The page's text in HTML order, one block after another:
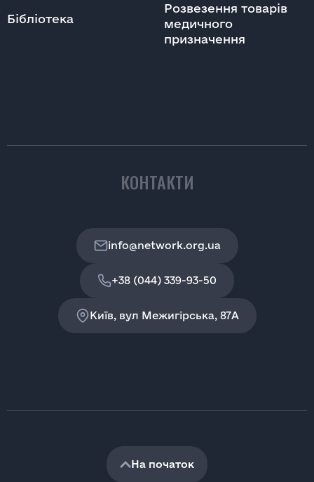
Бібліотека
Розвезення товарів
медичного
призначення
КОНТАКТИ
info@network.org.ua
+38 (044) 339-93-50
Київ, вул Межигірська, 87A
На початок